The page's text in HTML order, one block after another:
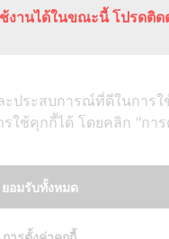
งานได้ในขณะนี้ โปรดติด
ะประสบการณ์ที่ดีในการ
ใช้คุกกี้ได้ โดยคลิก "กา
ยอมรับทั้งหมด